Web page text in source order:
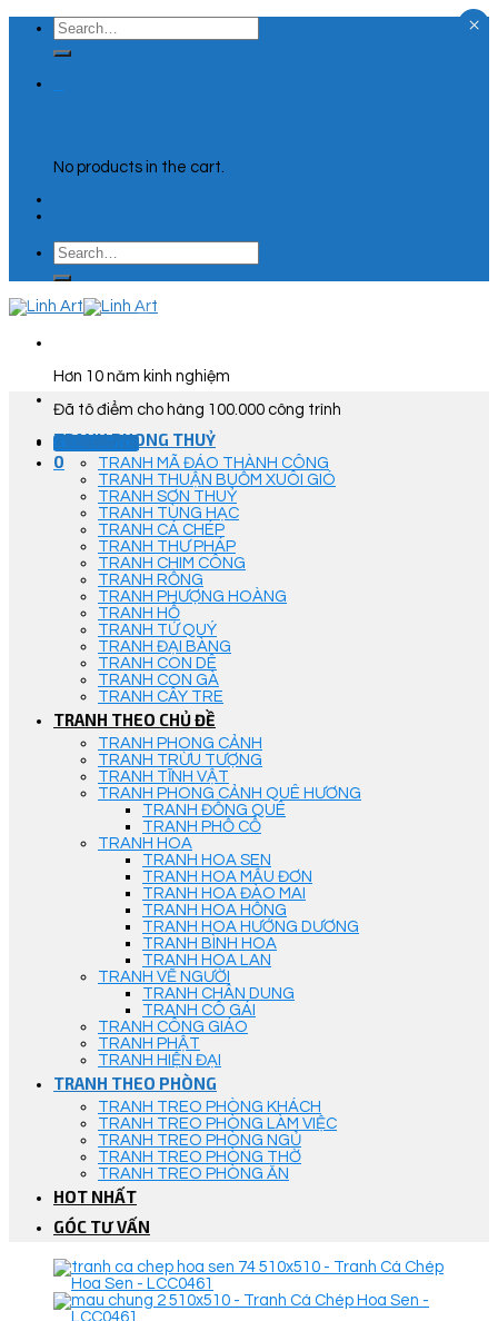
Skip
content
Search
for:
No products in the cart.
Search
for:
Hơn 10 năm kinh nghiệm
Đã tô điểm cho hàng 100.000 công trình
Góc Tư Vấn
0
TRANH PHONG THUỶ
TRANH MÃ ĐÁO THÀNH CÔNG
TRANH THUẬN BUỒM XUÔI GIÓ
TRANH SƠN THUỶ
TRANH TÙNG HẠC
TRANH CÁ CHÉP
TRANH THƯ PHÁP
TRANH CHIM CÔNG
TRANH RỒNG
TRANH PHƯỢNG HOÀNG
TRANH HỔ
TRANH TỨ QUÝ
TRANH ĐẠI BÀNG
TRANH CON DÊ
TRANH CON GÀ
TRANH CÂY TRE
TRANH THEO CHỦ ĐỀ
TRANH PHONG CẢNH
TRANH TRỪU TƯỢNG
TRANH TĨNH VẬT
TRANH PHONG CẢNH QUÊ HƯƠNG
TRANH ĐỒNG QUÊ
TRANH PHỐ CỔ
TRANH HOA
TRANH HOA SEN
TRANH HOA MẪU ĐƠN
TRANH HOA ĐÀO MAI
TRANH HOA HỒNG
TRANH HOA HƯỚNG DƯƠNG
TRANH BÌNH HOA
TRANH HOA LAN
TRANH VẼ NGƯỜI
TRANH CHÂN DUNG
TRANH CÔ GÁI
TRANH CÔNG GIÁO
TRANH PHẬT
TRANH HIỆN ĐẠI
TRANH THEO PHÒNG
TRANH TREO PHÒNG KHÁCH
TRANH TREO PHÒNG LÀM VIỆC
TRANH TREO PHÒNG NGỦ
TRANH TREO PHÒNG THỜ
TRANH TREO PHÒNG ĂN
HOT NHẤT
GÓC TƯ VẤN
×